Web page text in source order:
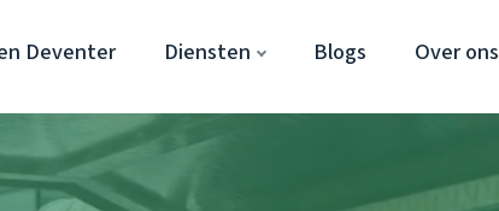
Deventer Diensten Blogs Over ons